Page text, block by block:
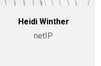
Heidi Winther
netIP